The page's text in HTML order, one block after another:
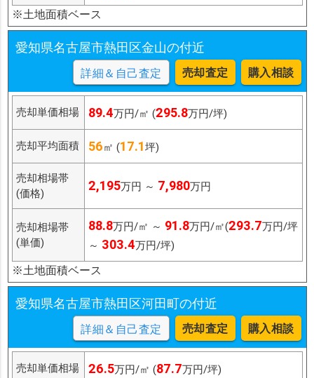
※土地面積ベース
愛知県名古屋市熱田区金山の付近
詳細＆自己査定 売却査定 購入相談
売却単価相場 89.4万円/㎡ (295.8万円/坪)
売却平均面積 56㎡ (17.1坪)
売却相場帯
(価格)
2,195万円 ～ 7,980万円
売却相場帯
(単価)
88.8万円/㎡ ～ 91.8万円/㎡(293.7万円/坪
～ 303.4万円/坪)
※土地面積ベース
愛知県名古屋市熱田区河田町の付近
詳細＆自己査定 売却査定 購入相談
売却単価相場 26.5万円/㎡ (87.7万円/坪)